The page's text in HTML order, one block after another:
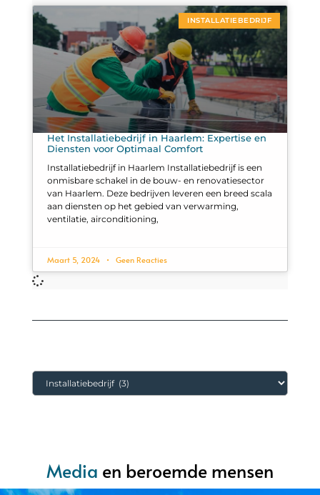
INSTALLATIEBEDRIJF
Het Installatiebedrijf in Haarlem: Expertise en
Diensten voor Optimaal Comfort
Installatiebedrijf in Haarlem Installatiebedrijf is een
onmisbare schakel in de bouw- en renovatiesector
van Haarlem. Deze bedrijven leveren een breed scala
aan diensten op het gebied van verwarming,
ventilatie, airconditioning,
Maart 5, 2024 Geen Reacties
Media en beroemde mensen